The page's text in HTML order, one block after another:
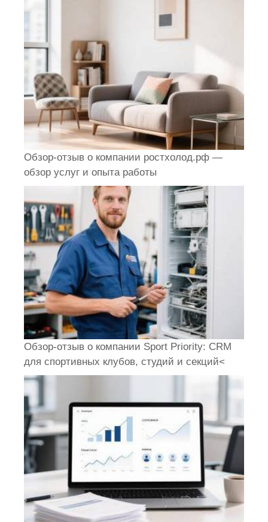
Обзор-отзыв о компании ростхолод.рф —
обзор услуг и опыта работы
Обзор-отзыв о компании Sport Priority: CRM
для спортивных клубов, студий и секций<